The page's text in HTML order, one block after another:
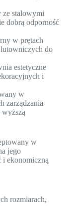
stalowymi
dobrą odporność
w prętach
do
estetyczne
i
w
zarządzania
w
jego
i ekonomiczną
rozmiarach,